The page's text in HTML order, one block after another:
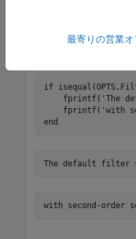
if
    fprintf(
'The
    fprintf(
'with
end
最寄りの営業